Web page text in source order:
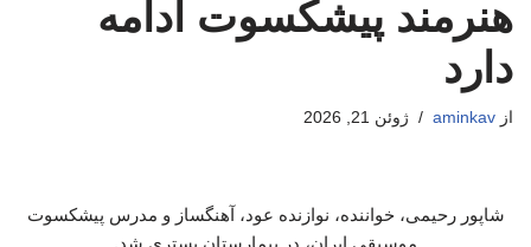
هنرمند پیشکسوت ادامه
دارد
از aminkav ژوئن 21, 2026
شاپور رحیمی، خواننده، نوازنده عود، آهنگساز و مدرس پیشکسوت
موسیقی ایران، در بیمارستان بستری شد.